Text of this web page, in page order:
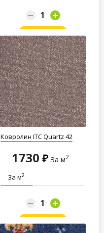
Ковролин ITC Quartz 42
1730 За м2
За м2